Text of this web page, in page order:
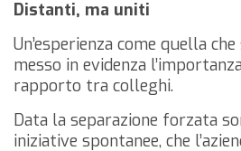
Distanti, ma uniti
Un’esperienza come quella
messo in evidenza
rapporto tra colleghi.
Data la separazione forzata
iniziative spontanee, che